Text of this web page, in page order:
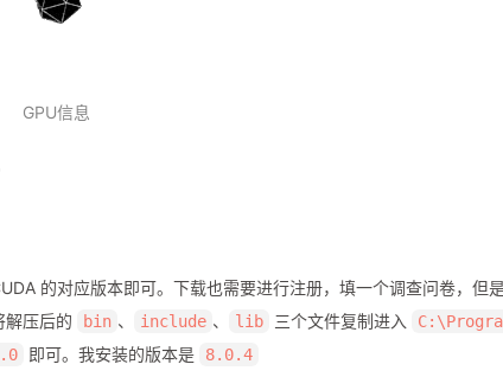
GPU信息
的对应版本即可。下载也需要进行注册，填一个调查问卷，但
解压后的
bin 、 include 、 lib 三个文件复制进入
即可。我安装的版本是 8.0.4